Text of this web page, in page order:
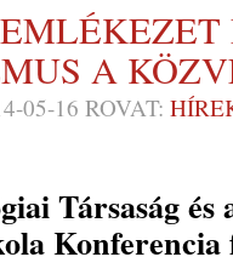
A
05-16 ROVAT:
Társaság és
Konferencia